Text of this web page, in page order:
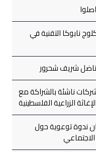
نابوكا التقنية في
شريف شحرور
ناشئة بالشراكة مع
الزراعية الفلسطينية
ندوة توعوية حول